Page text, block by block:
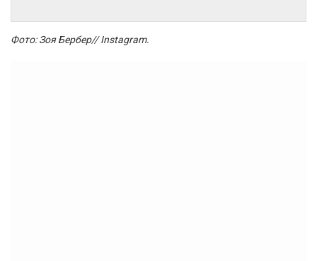
Фото: Зоя Бербер// Instagram.